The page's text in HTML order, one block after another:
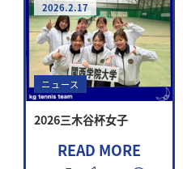
2026.2.17
ニュース
2026三木谷杯女子
READ MORE